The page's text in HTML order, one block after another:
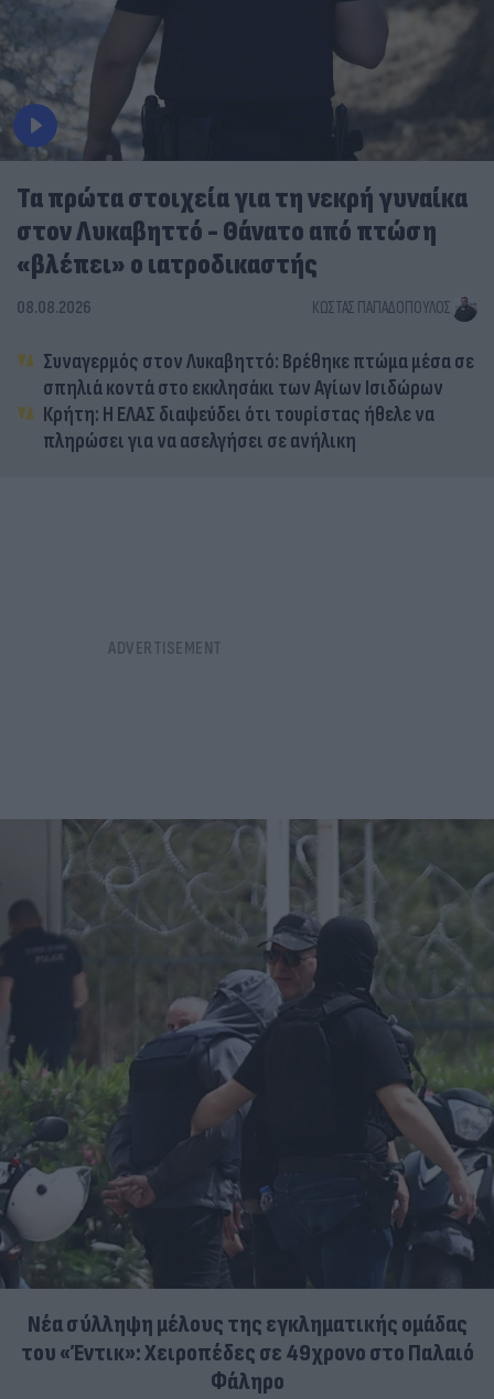
Τα πρώτα στοιχεία για τη νεκρή γυναίκα
στον Λυκαβηττό - Θάνατο από πτώση
«βλέπει» ο ιατροδικαστής
08.08.2026 ΚΏΣΤΑΣ ΠΑΠΑΔΌΠΟΥΛΟΣ
Συναγερμός στον Λυκαβηττό: Βρέθηκε πτώμα μέσα σε
σπηλιά κοντά στο εκκλησάκι των Αγίων Ισιδώρων
Κρήτη: Η ΕΛΑΣ διαψεύδει ότι τουρίστας ήθελε να
πληρώσει για να ασελγήσει σε ανήλικη
Νέα σύλληψη μέλους της εγκληματικής ομάδας
του «Έντικ»: Χειροπέδες σε 49χρονο στο Παλαιό
Φάληρο